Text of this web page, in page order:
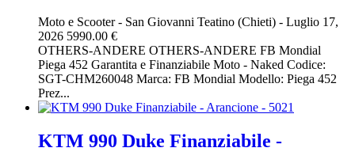
Moto e Scooter- San Giovanni Teatino (Chieti) - Luglio 17,
2026 5990.00 €
OTHERS-ANDERE OTHERS-ANDERE FB Mondial
Piega 452 Garantita e Finanziabile Moto - Naked Codice:
SGT-CHM260048 Marca: FB Mondial Modello: Piega 452
Prez...
KTM 990 Duke Finanziabile -